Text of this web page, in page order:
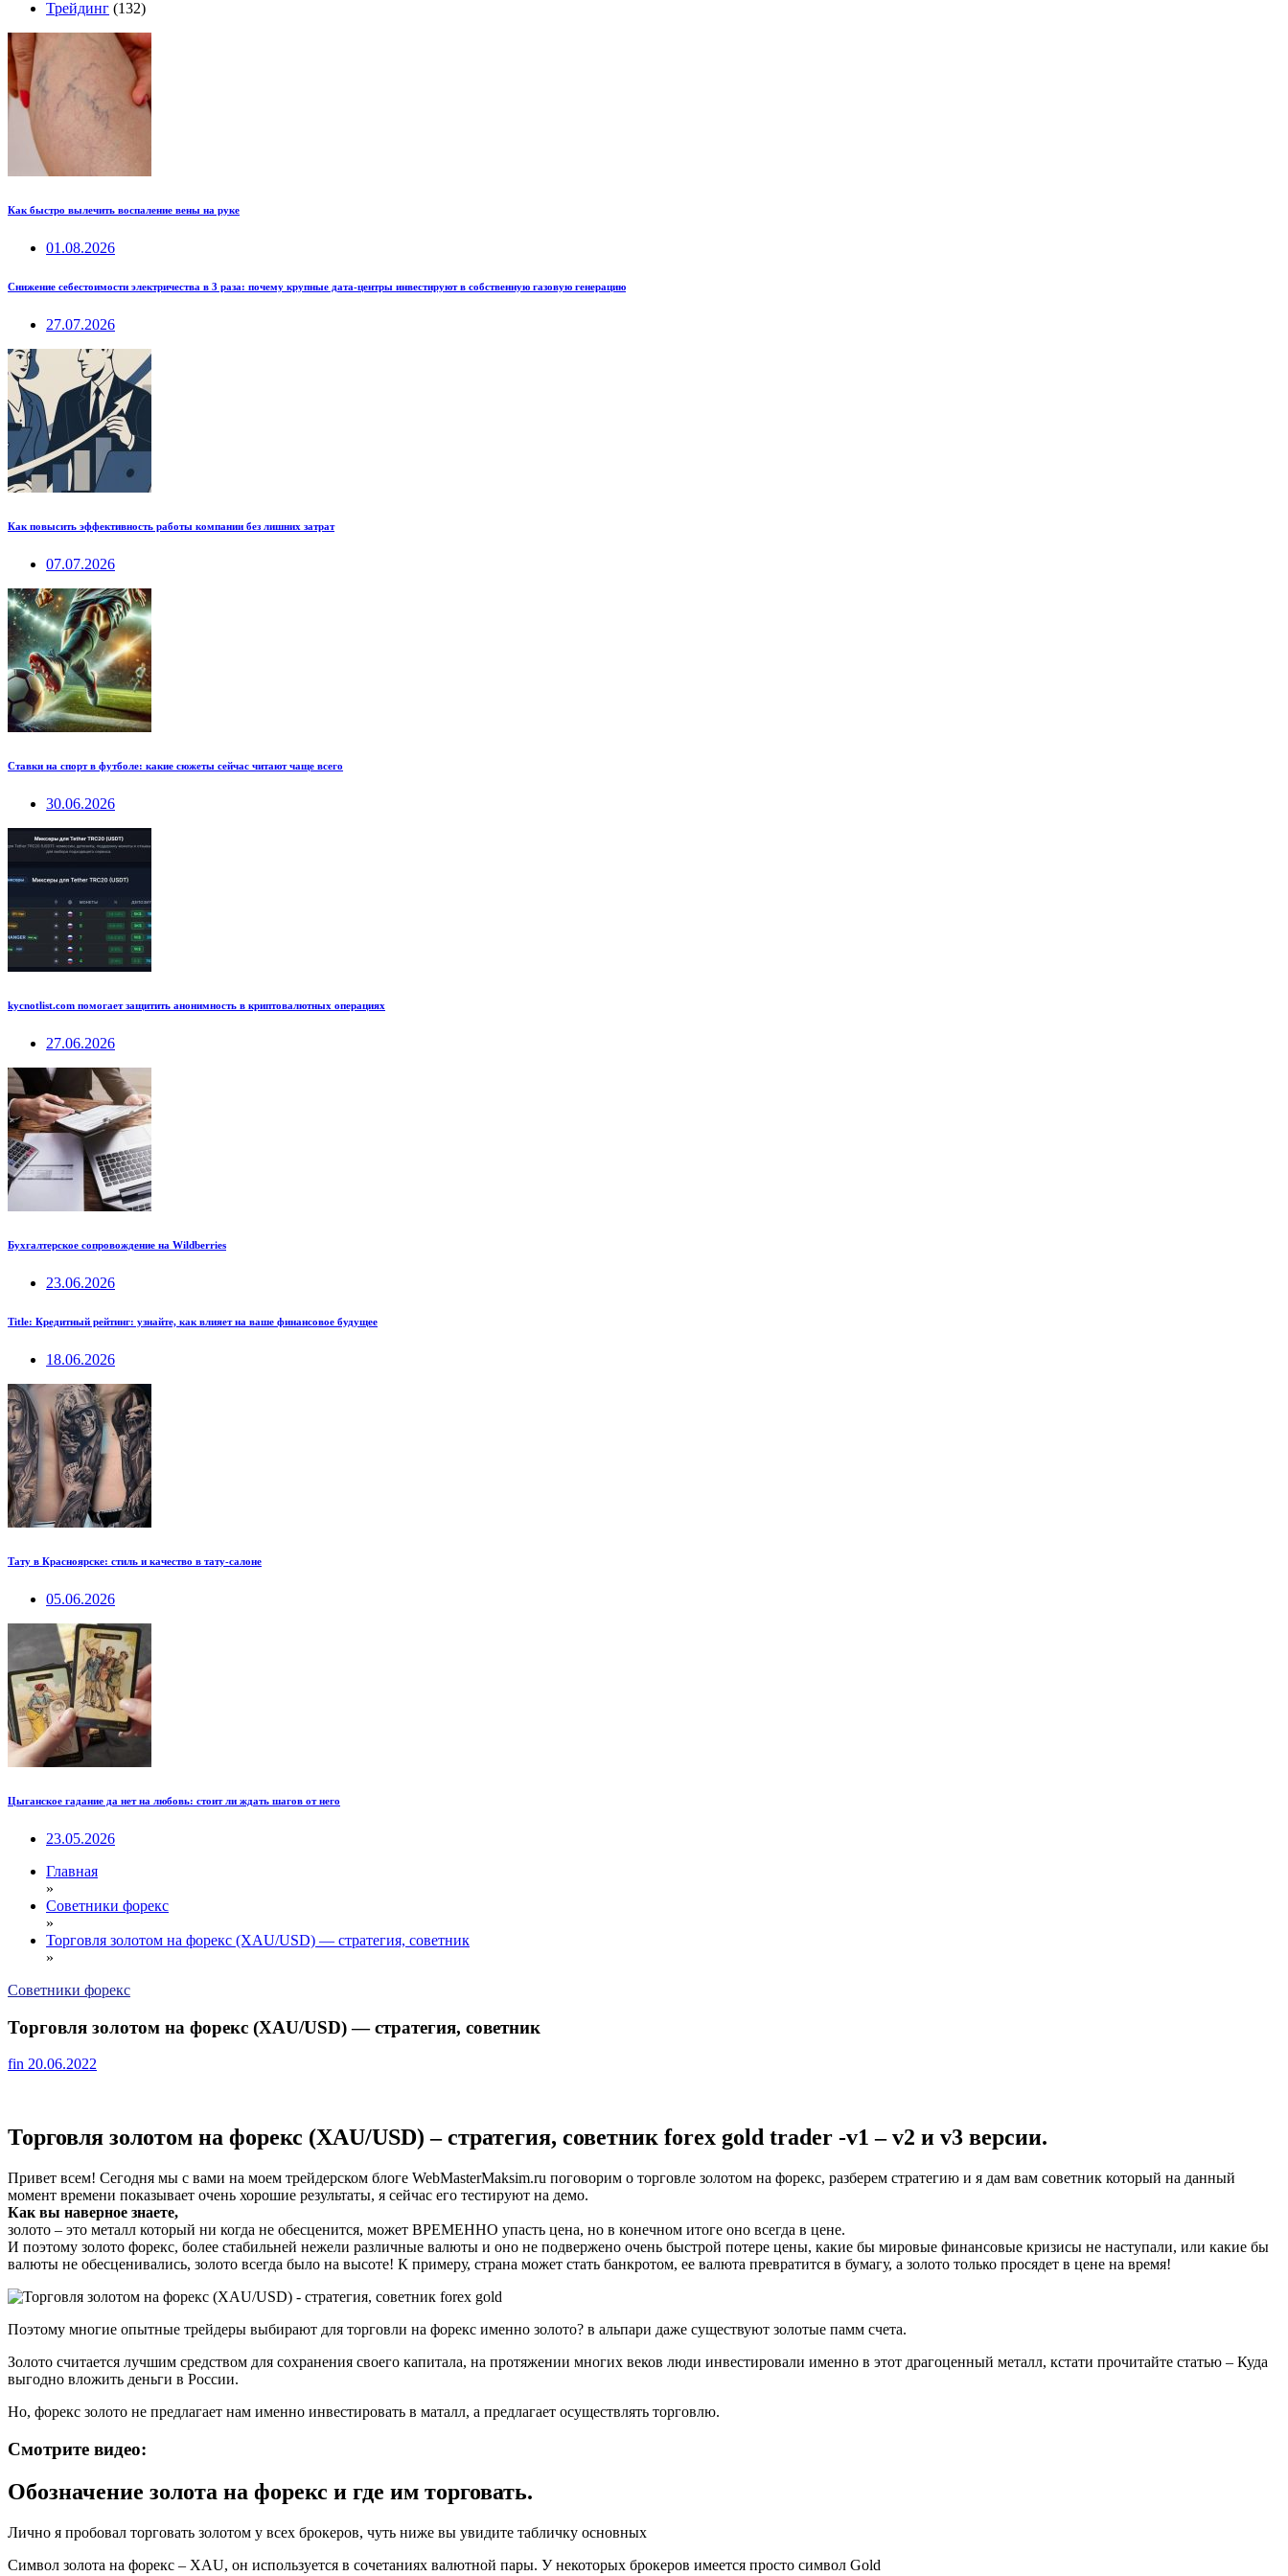
Трейдинг (132)
Как быстро вылечить воспаление вены на руке
01.08.2026
Снижение себестоимости электричества в 3 раза: почему крупные дата-центры инвестируют в собственную газовую генерацию
27.07.2026
Как повысить эффективность работы компании без лишних затрат
07.07.2026
Ставки на спорт в футболе: какие сюжеты сейчас читают чаще всего
30.06.2026
kycnotlist.com помогает защитить анонимность в криптовалютных операциях
27.06.2026
Бухгалтерское сопровождение на Wildberries
23.06.2026
Title: Кредитный рейтинг: узнайте, как влияет на ваше финансовое будущее
18.06.2026
Тату в Красноярске: стиль и качество в тату-салоне
05.06.2026
Цыганское гадание да нет на любовь: стоит ли ждать шагов от него
23.05.2026
Главная
»
Советники форекс
»
Торговля золотом на форекс (XAU/USD) — стратегия, советник
»
Советники форекс
Торговля золотом на форекс (XAU/USD) — стратегия, советник
fin 20.06.2022
Торговля золотом на форекс (XAU/USD) – стратегия, советник forex gold trader -v1 – v2 и v3 версии.
Привет всем! Сегодня мы с вами на моем трейдерском блоге WebMasterMaksim.ru поговорим о торговле золотом на форекс, разберем стратегию и я дам вам советник который на данный
момент времени показывает очень хорошие результаты, я сейчас его тестируют на демо.
Как вы наверное знаете,
золото – это металл который ни когда не обесценится, может ВРЕМЕННО упасть цена, но в конечном итоге оно всегда в цене.
И поэтому золото форекс, более стабильней нежели различные валюты и оно не подвержено очень быстрой потере цены, какие бы мировые финансовые кризисы не наступали, или какие бы
валюты не обесценивались, золото всегда было на высоте! К примеру, страна может стать банкротом, ее валюта превратится в бумагу, а золото только просядет в цене на время!
Поэтому многие опытные трейдеры выбирают для торговли на форекс именно золото? в альпари даже существуют золотые памм счета.
Золото считается лучшим средством для сохранения своего капитала, на протяжении многих веков люди инвестировали именно в этот драгоценный металл, кстати прочитайте статью – Куда
выгодно вложить деньги в России.
Но, форекс золото не предлагает нам именно инвестировать в маталл, а предлагает осуществлять торговлю.
Смотрите видео:
Обозначение золота на форекс и где им торговать.
Лично я пробовал торговать золотом у всех брокеров, чуть ниже вы увидите табличку основных
Символ золота на форекс – XAU, он используется в сочетаниях валютной пары. У некоторых брокеров имеется просто символ Gold